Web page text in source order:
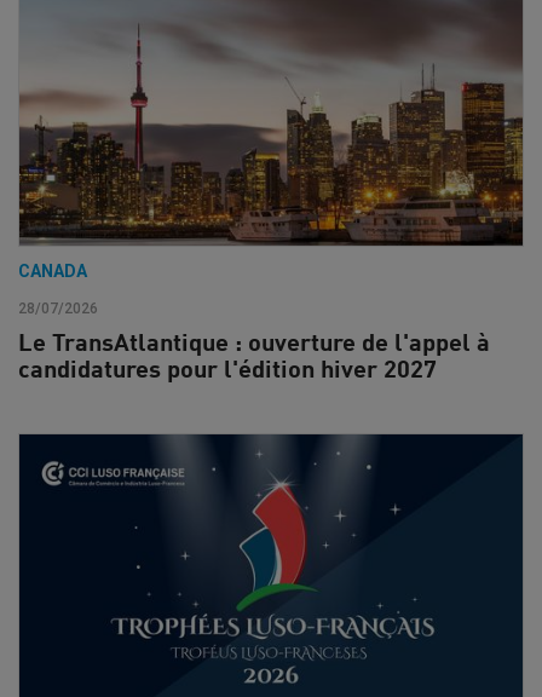
CANADA
28/07/2026
Le TransAtlantique : ouverture de l'appel à
candidatures pour l'édition hiver 2027